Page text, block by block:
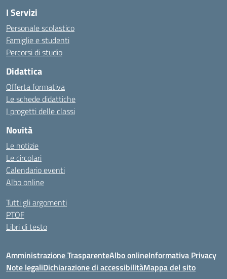
I Servizi
Personale scolastico
Famiglie e studenti
Percorsi di studio
Didattica
Offerta formativa
Le schede didattiche
I progetti delle classi
Novità
Le notizie
Le circolari
Calendario eventi
Albo online
Tutti gli argomenti
PTOF
Libri di testo
Amministrazione TrasparenteAlbo onlineInformativa Privacy
Note legaliDichiarazione di accessibilitàMappa del sito